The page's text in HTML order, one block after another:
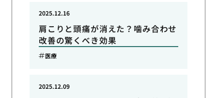
肩こりと頭痛が消えた？噛み合わせ
改善の驚くべき効果
2025.12.16
医療
2025.12.09